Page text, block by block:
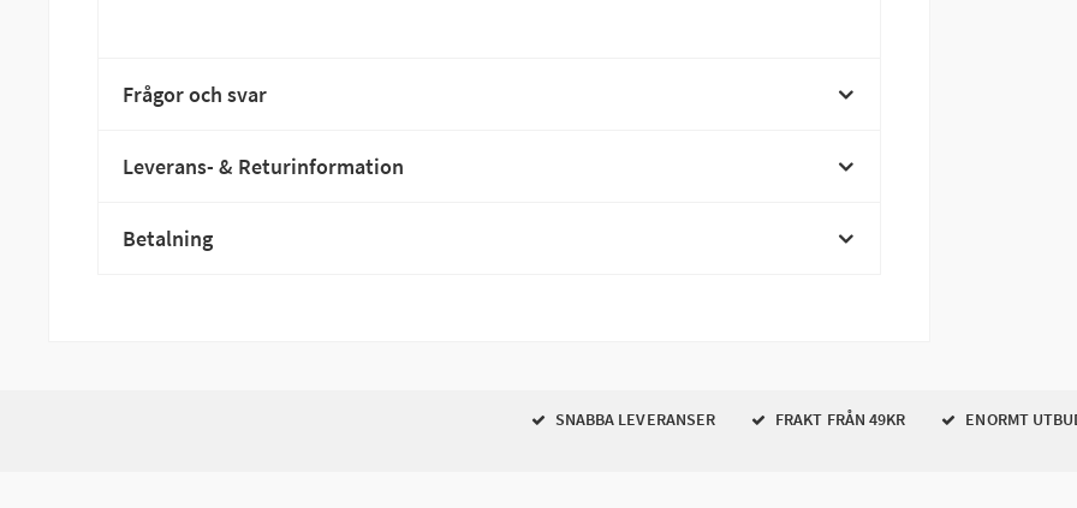
Frågor och svar
Leverans- & Returinformation
Betalning
SNABBA LEVERANSER FRAKT FRÅN 49KR ENORMT